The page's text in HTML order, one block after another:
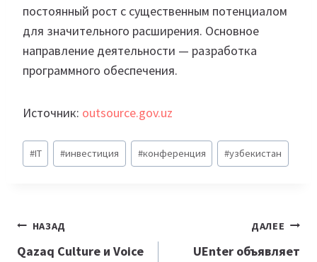
постоянный рост с существенным потенциалом
для значительного расширения. Основное
направление деятельности — разработка
программного обеспечения.
Источник: outsource.gov.uz
Метки
записи:
#IT #инвестиция #конференция #узбекистан
Навигация
по
НАЗАД
Qazaq Culture и Voice
ДАЛЕЕ
UEnter объявляет